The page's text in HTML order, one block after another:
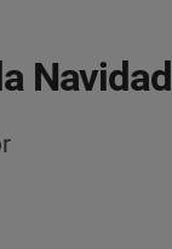
Navidad